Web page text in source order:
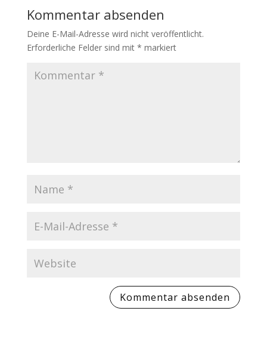
Kommentar absenden
Deine E-Mail-Adresse wird nicht veröffentlicht.
Erforderliche Felder sind mit * markiert